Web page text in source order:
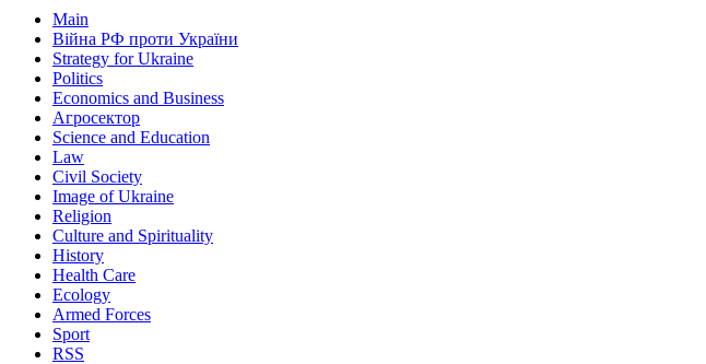
Main
Війна РФ проти України
Strategy for Ukraine
Politics
Economics and Business
Агросектор
Science and Education
Law
Civil Society
Image of Ukraine
Religion
Culture and Spirituality
History
Health Care
Ecology
Armed Forces
Sport
RSS